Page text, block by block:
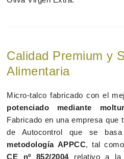
Calidad Premium y
Alimentaria
Micro-talco fabricado con el
potenciado mediante
Fabricado en una empresa que
de Autocontrol que se
metodología APPCC, tal
CE nº 852/2004relativo a la